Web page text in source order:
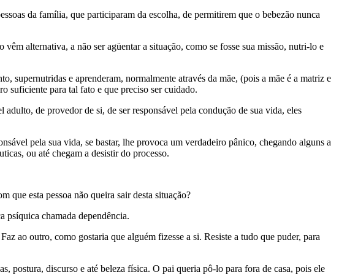
da família, que participaram da escolha, de permitirem que o bebezão nunca
alternativa, a não ser agüentar a situação, como se fosse sua missão, nutri-lo e
supernutridas e aprenderam, normalmente através da mãe, (pois a mãe é a matriz e
suficiente para tal fato e que preciso ser cuidado.
de provedor de si, de ser responsável pela condução de sua vida, eles
pela sua vida, se bastar, lhe provoca um verdadeiro pânico, chegando alguns a
ou até chegam a desistir do processo.
que esta pessoa não queira sair desta situação?
psíquica chamada dependência.
ao outro, como gostaria que alguém fizesse a si. Resiste a tudo que puder, para
postura, discurso e até beleza física. O pai queria pô-lo para fora de casa, pois ele